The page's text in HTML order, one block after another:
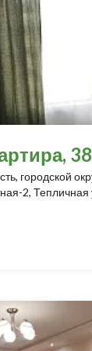
городской
2, Тепличная